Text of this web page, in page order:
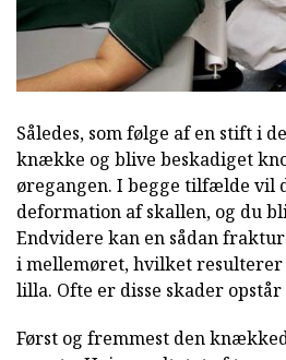
Således, som følge af en stift i
knække og blive beskadiget
øregangen. I begge tilfælde vil
deformation af skallen, og du
Endvidere kan en sådan
i mellemøret, hvilket
lilla. Ofte er disse skader
Først og fremmest den